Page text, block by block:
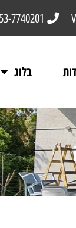
7740201
בלוג